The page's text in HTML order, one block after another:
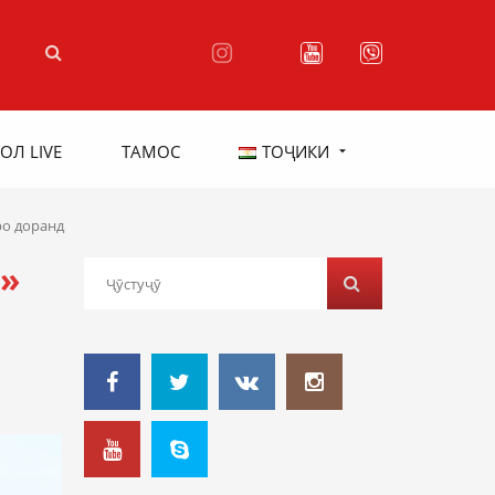
LIVE ТАМОС ТОҶИКИ
доранд